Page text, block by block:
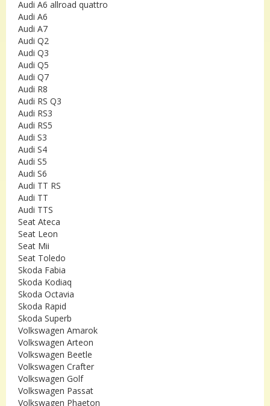
Audi A6 allroad quattro
Audi A6
Audi A7
Audi Q2
Audi Q3
Audi Q5
Audi Q7
Audi R8
Audi RS Q3
Audi RS3
Audi RS5
Audi S3
Audi S4
Audi S5
Audi S6
Audi TT RS
Audi TT
Audi TTS
Seat Ateca
Seat Leon
Seat Mii
Seat Toledo
Skoda Fabia
Skoda Kodiaq
Skoda Octavia
Skoda Rapid
Skoda Superb
Volkswagen Amarok
Volkswagen Arteon
Volkswagen Beetle
Volkswagen Crafter
Volkswagen Golf
Volkswagen Passat
Volkswagen Phaeton